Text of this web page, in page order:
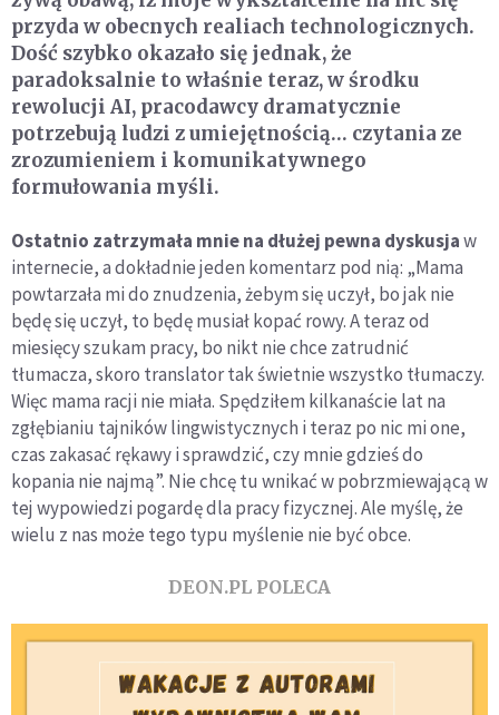
przyda w obecnych realiach technologicznych.
Dość szybko okazało się jednak, że
paradoksalnie to właśnie teraz, w środku
rewolucji AI, pracodawcy dramatycznie
potrzebują ludzi z umiejętnością… czytania ze
zrozumieniem i komunikatywnego
formułowania myśli.
Ostatnio zatrzymała mnie na dłużej pewna dyskusjaw
internecie, a dokładnie jeden komentarz pod nią: „Mama
powtarzała mi do znudzenia, żebym się uczył, bo jak nie
będę się uczył, to będę musiał kopać rowy. A teraz od
miesięcy szukam pracy, bo nikt nie chce zatrudnić
tłumacza, skoro translator tak świetnie wszystko tłumaczy.
Więc mama racji nie miała. Spędziłem kilkanaście lat na
zgłębianiu tajników lingwistycznych i teraz po nic mi one,
czas zakasać rękawy i sprawdzić, czy mnie gdzieś do
kopania nie najmą”. Nie chcę tu wnikać w pobrzmiewającą w
tej wypowiedzi pogardę dla pracy fizycznej. Ale myślę, że
wielu z nas może tego typu myślenie nie być obce.
DEON.PL POLECA